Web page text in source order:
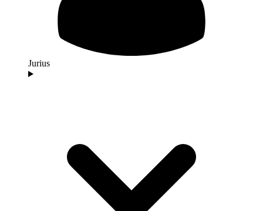
Jurius